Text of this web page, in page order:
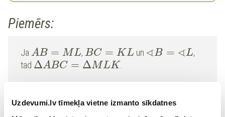
Uzdevumi.lv tīmekļa vietne izmanto sīkdatnes
Piemērs:
Ja AB = ML, BC = KL un ∢B = ∢L,
tad ΔABC = ΔMLK.